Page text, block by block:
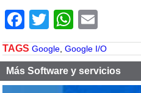
Facebook
Twitter
TAGS Google Google I/O
Más Software y servicios